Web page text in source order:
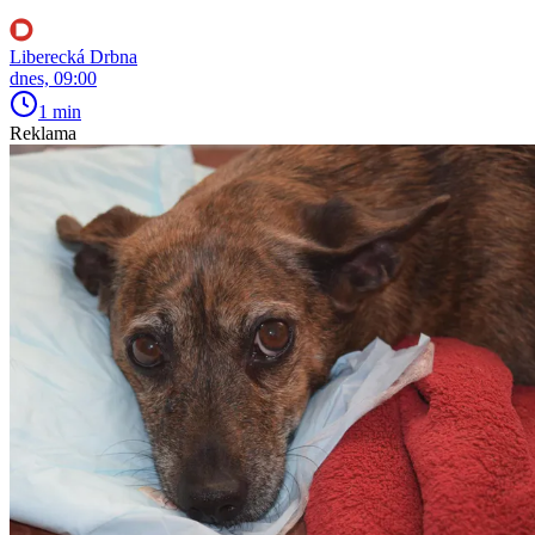
Liberecká Drbna
dnes, 09:00
1 min
Reklama